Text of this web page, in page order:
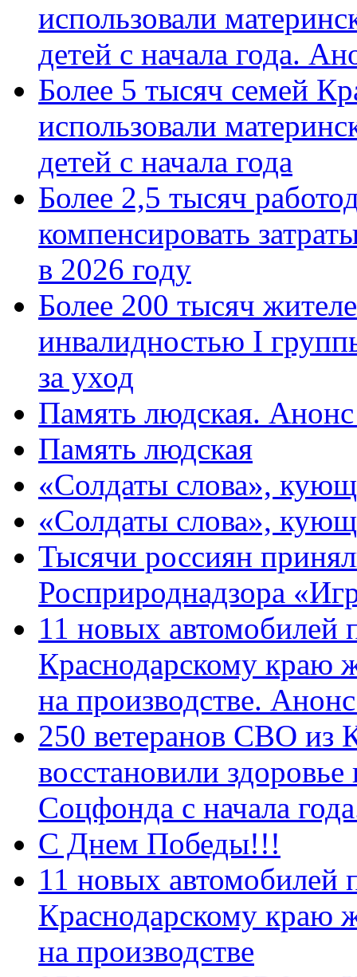
использовали
детей с начала года.
Более 5 тысяч семей
использовали
детей с начала года
Более 2,5 тысяч
компенсировать
в 2026 году
Более 200 тысяч
инвалидностью I
за уход
Память людская.
Память людская
«Солдаты слова»,
«Солдаты слова»,
Тысячи россиян
Росприроднадзора
11 новых автомобилей
Краснодарскому краю
на производстве.
250 ветеранов СВО из
восстановили
Соцфонда с начала
С Днем Победы!!!
11 новых автомобилей
Краснодарскому краю
на производстве